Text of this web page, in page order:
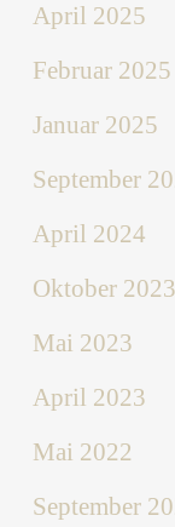
April 2025
Februar 2025
Januar 2025
September
April 2024
Oktober 2023
Mai 2023
April 2023
Mai 2022
September